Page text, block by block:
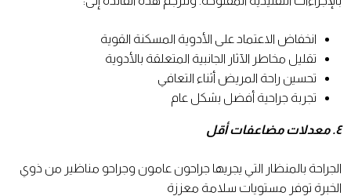
انخفاض الاعتماد على الأدوية المسكنة القوية
تقليل مخاطر الآثار الجانبية المتعلقة بالأدوية
تحسين راحة المريض أثناء التعافي
تجربة جراحية أفضل بشكل عام
٤. معدلات مضاعفات أقل
الجراحة بالمنظار التي يجريها جراحون عامون وجراحو مناظير من ذوي
الخبرة توفر مستويات سلامة معززة